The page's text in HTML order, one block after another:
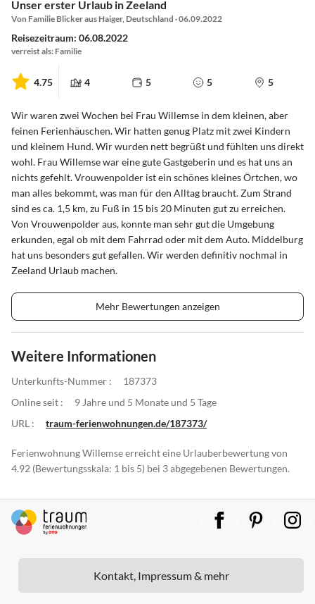
Unser erster Urlaub in Zeeland
Von Familie Blicker aus Haiger, Deutschland · 06.09.2022
Reisezeitraum: 06.08.2022
verreist als: Familie
4.75 4 5 5 5
Wir waren zwei Wochen bei Frau Willemse in dem kleinen, aber
feinen Ferienhäuschen. Wir hatten genug Platz mit zwei Kindern
und kleinem Hund. Wir wurden nett begrüßt und fühlten uns direkt
wohl. Frau Willemse war eine gute Gastgeberin und es hat uns an
nichts gefehlt. Vrouwenpolder ist ein schönes kleines Örtchen, wo
man alles bekommt, was man für den Alltag braucht. Zum Strand
sind es ca. 1,5 km, zu Fuß in 15 bis 20 Minuten gut zu erreichen.
Von Vrouwenpolder aus, konnte man sehr gut die Umgebung
erkunden, egal ob mit dem Fahrrad oder mit dem Auto. Middelburg
hat uns besonders gut gefallen. Wir werden definitiv nochmal in
Zeeland Urlaub machen.
Mehr Bewertungen anzeigen
Weitere Informationen
Unterkunfts-Nummer :
187373
Online seit :
9 Jahre und 5 Monate und 5 Tage
URL :
traum-ferienwohnungen.de/187373/
Ferienwohnung Willemse erreicht eine Urlauberbewertung von
4.92 (Bewertungsskala: 1 bis 5) bei 3 abgegebenen Bewertungen.
Kontakt, Impressum & mehr